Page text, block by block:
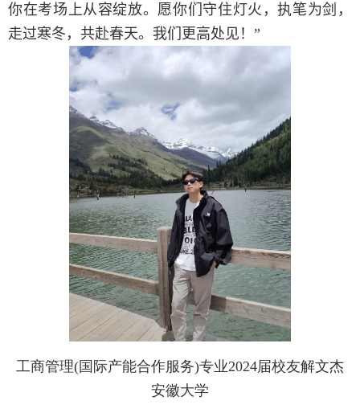
你在考场上从容绽放。愿你们守住灯火，执笔为剑，
走过寒冬，共赴春天。我们更高处见！”
工商管理(国际产能合作服务)专业2024届校友解文杰
安徽大学